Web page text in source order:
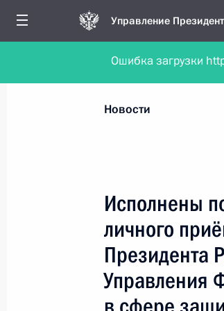
Управление
Обратиться в форме
Все новости
Все руководители,
Новости
Исполнены
личного
Президента
Управления
Ошибка загрузки